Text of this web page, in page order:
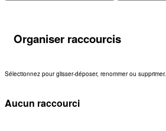
Organiser raccourcis
Sélectionnez pour glisser-déposer, renommer ou supprimer.
Aucun raccourci